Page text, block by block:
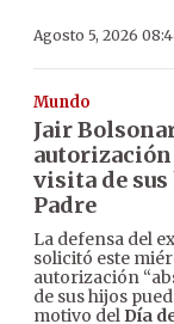
Agosto 5, 2026
Mundo
Jair
visita de
Padre
La defensa del
solicitó este
autorización
de sus hijos
motivo del Día